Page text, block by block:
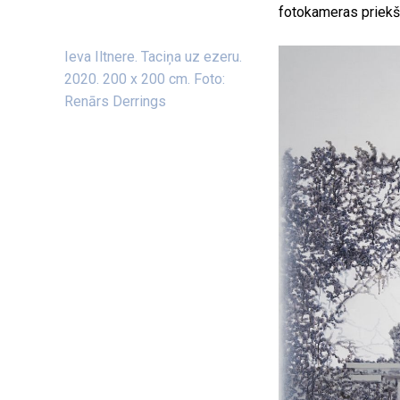
fotokameras
Ieva Iltnere. Taciņa uz ezeru.
2020. 200 x 200 cm. Foto:
Renārs Derrings